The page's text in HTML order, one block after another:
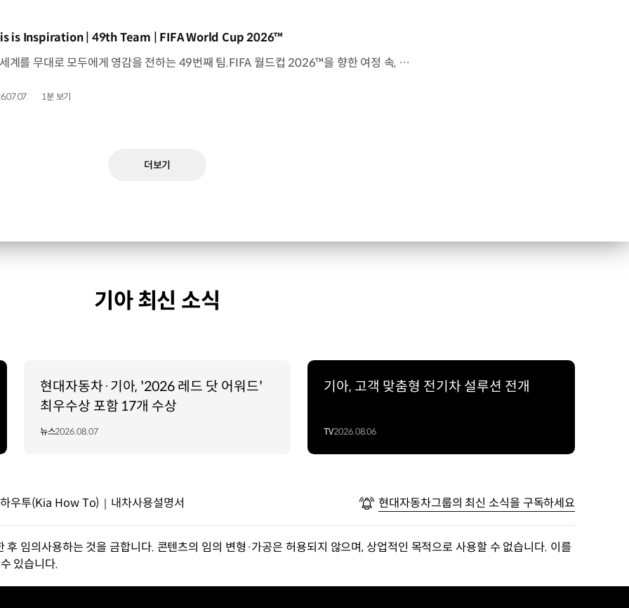
상]
is Inspiration | 49th Team | FIFA World Cup 2026™
전 세계를 무대로 모두에게 영감을 전하는 49번째 팀.FIFA 월드컵 2026™을 향한 여정 속, 이제 사람들의 시선은 이 어린 스타들에게 향합니다. 자세히 보기 ▶ #Kia #InspirationConnectsUsAll #49thTeam #OMBC #FIFAWorldCup2026 유튜브 쇼츠 보기 >
1분 보기
더보기
기아 최신 소식
현대자동차·기아, '2026 레드 닷 어워드'
최우수상 포함 17개 수상
뉴스2026.08.07
기아, 고객 맞춤형 전기차 설루션 전개
TV2026.08.06
우투(Kia How To)｜내차사용설명서 현대자동차그룹의 최신 소식을 구독하세요
후 임의사용하는 것을 금합니다. 콘텐츠의 임의 변형·가공은 허용되지 않으며, 상업적인 목적으로 사용할 수 없습니다. 이를
있습니다.